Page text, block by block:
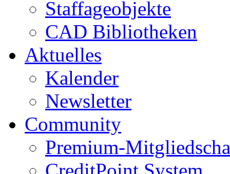
Staffageobjekte
CAD Bibliotheken
Aktuelles
Kalender
Newsletter
Community
Premium-